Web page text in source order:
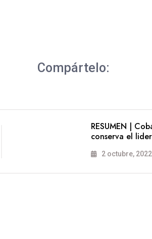
Compártelo:
RESUMEN |
conserva el
2 octubre, 2022